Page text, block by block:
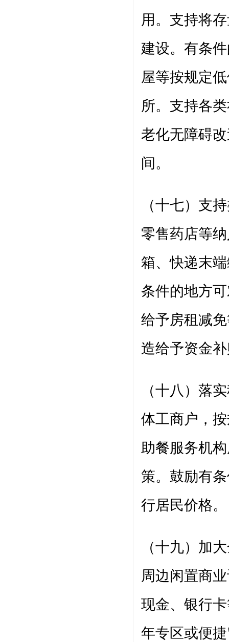
用。支持将
建设。有条
屋等按规定
所。支持各
老化无障碍
间。
（十七）支
零售药店等
箱、快递末
条件的地方
给予房租减
造给予资金
（十八）落
体工商户，
助餐服务机
策。鼓励有
行居民价格。
（十九）加
周边闲置商
现金、银行
年专区或便